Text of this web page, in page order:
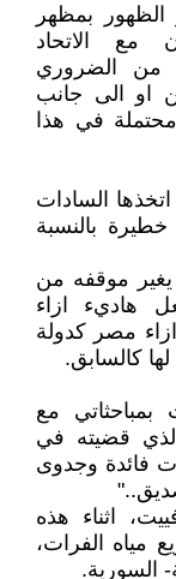
بمظهر
مع الاتحاد
من الضروري
او الى جانب
في هذا
السادات
بالنسبة
يغير موقفه من
هاديء ازاء
مصر كدولة
كالسابق.
مع
قضيته في
فائدة وجدوى
اثناء هذه
مياه الفرات،
السورية.